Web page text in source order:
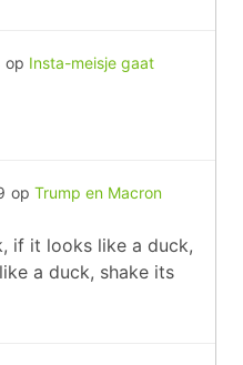
op Insta-meisje gaat
op Trump en Macron
if it looks like a duck,
a duck, shake its